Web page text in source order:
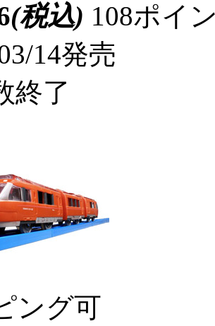
(税込) 108ポイ
14発売
終了
ング可